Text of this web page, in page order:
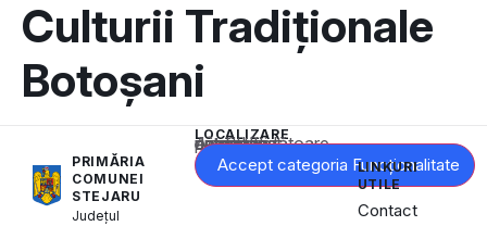
Culturii Tradiționale
Botoșani
PRIMĂRIA
COMUNEI
STEJARU
Județul
LOCALIZARE
Acest conținut este blocat până când acceptați categoria corespunzătoare de cookie-uri.
Accept categoria Funcționalitate
LINKURI
UTILE
Contact